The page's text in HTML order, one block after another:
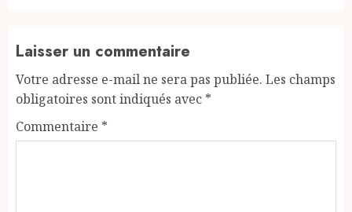
Laisser un commentaire
Votre adresse e-mail ne sera pas publiée. Les champs
obligatoires sont indiqués avec *
Commentaire *